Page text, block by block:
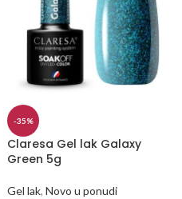
-35%
Claresa Gel lak Galaxy
Green 5g
Gel lak, Novo u ponudi